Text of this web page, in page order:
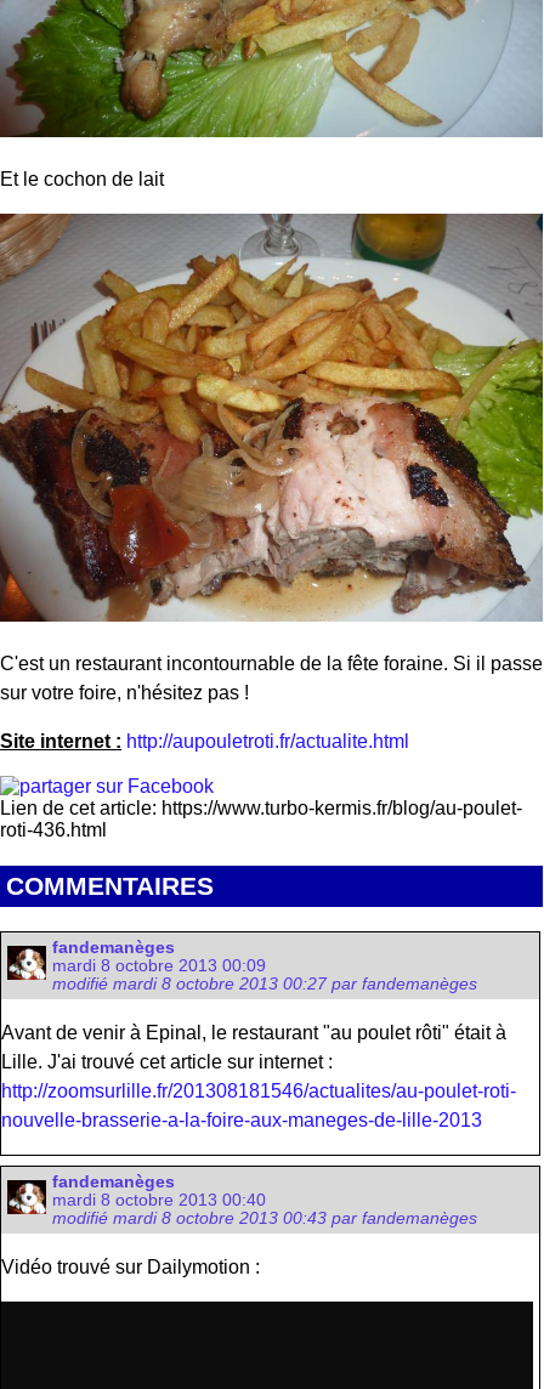
Et le cochon de lait
C'est un restaurant incontournable de la fête foraine. Si il passe
sur votre foire, n'hésitez pas !
Site internet : http://aupouletroti.fr/actualite.html
Lien de cet article: https://www.turbo-kermis.fr/blog/au-poulet-
roti-436.html
COMMENTAIRES
fandemanèges
mardi 8 octobre 2013 00:09
modifié mardi 8 octobre 2013 00:27 par fandemanèges
Avant de venir à Epinal, le restaurant "au poulet rôti" était à
Lille. J'ai trouvé cet article sur internet :
http://zoomsurlille.fr/201308181546/actualites/au-poulet-roti-
nouvelle-brasserie-a-la-foire-aux-maneges-de-lille-2013
fandemanèges
mardi 8 octobre 2013 00:40
modifié mardi 8 octobre 2013 00:43 par fandemanèges
Vidéo trouvé sur Dailymotion :